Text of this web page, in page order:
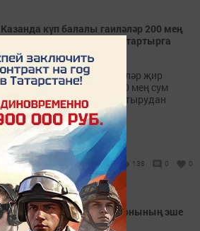
Казанда күп балалы гаиләләр 200 мең
сум акча дип җирдән баш тартырга
ашыкмый
Казанда күп балалы гаиләләр җир
кишәрлеген бер тапкыр 200 мең сум
күләмендәге түләүгә алыштырудан
файда күрми.
138 0 0
Казанда бер сәүдә павильонының эше
туктатылды